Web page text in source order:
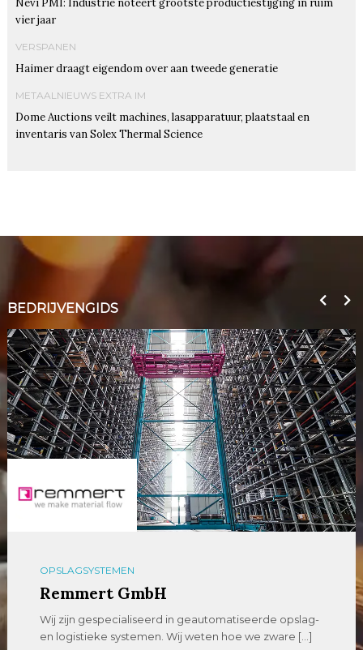
vier jaar
VERSPANEN
Haimer draagt eigendom over aan tweede generatie
METAALNIEUWS EXTRA IM
Dome Auctions veilt machines, lasapparatuur, plaatstaal en
inventaris van Solex Thermal Science
BEDRIJVENGIDS
OPSLAGSYSTEMEN
Remmert GmbH
Wij zijn gespecialiseerd in geautomatiseerde opslag-
en logistieke systemen. Wij weten hoe we zware […]